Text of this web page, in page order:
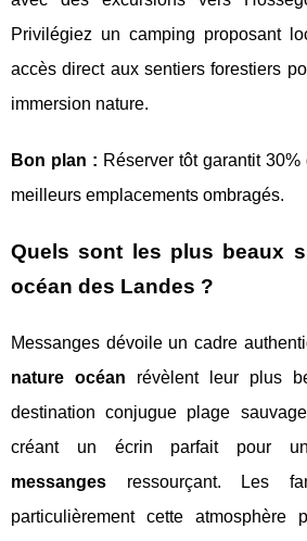
Privilégiez un camping proposant
accès direct aux sentiers forestiers
immersion nature.
Bon plan : Réserver tôt garantit
meilleurs emplacements ombragés.
Quels sont les plus beaux
océan des Landes ?
Messanges dévoile un cadre
nature océan révèlent leur plus
destination conjugue plage
créant un écrin parfait pour
messanges ressourçant. Les
particulièrement cette atmosphère